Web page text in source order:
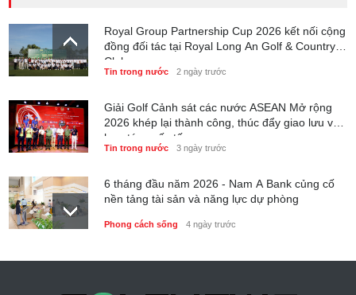
Royal Group Partnership Cup 2026 kết nối cộng
đồng đối tác tại Royal Long An Golf & Country
Club
Tin trong nước 2 ngày trước
Giải Golf Cảnh sát các nước ASEAN Mở rộng
2026 khép lại thành công, thúc đẩy giao lưu và
hợp tác quốc tế
Tin trong nước 3 ngày trước
6 tháng đầu năm 2026 - Nam A Bank củng cố
nền tảng tài sản và năng lực dự phòng
Phong cách sống 4 ngày trước
Thành lập Trung tâm Giải mã lượng tử Quang